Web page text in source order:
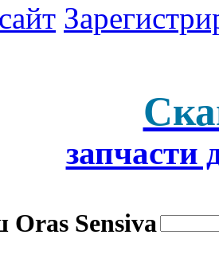
запчасти
Oras Sensiva